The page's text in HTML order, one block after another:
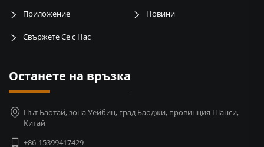
Приложение Новини
Свържете Се с Нас
Останете на връзка
Път Баотай, зона Уейбин, град Баоджи, провинция Шанси,
Китай
+86-15399417429